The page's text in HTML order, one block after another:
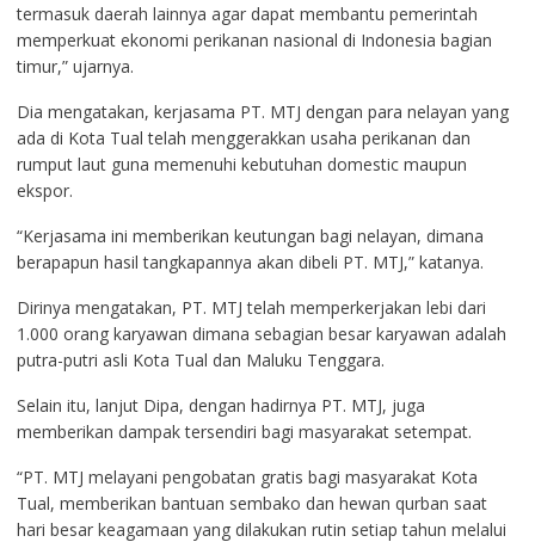
termasuk daerah lainnya agar dapat membantu pemerintah
memperkuat ekonomi perikanan nasional di Indonesia bagian
timur,” ujarnya.
Dia mengatakan, kerjasama PT. MTJ dengan para nelayan yang
ada di Kota Tual telah menggerakkan usaha perikanan dan
rumput laut guna memenuhi kebutuhan domestic maupun
ekspor.
“Kerjasama ini memberikan keutungan bagi nelayan, dimana
berapapun hasil tangkapannya akan dibeli PT. MTJ,” katanya.
Dirinya mengatakan, PT. MTJ telah memperkerjakan lebi dari
1.000 orang karyawan dimana sebagian besar karyawan adalah
putra-putri asli Kota Tual dan Maluku Tenggara.
Selain itu, lanjut Dipa, dengan hadirnya PT. MTJ, juga
memberikan dampak tersendiri bagi masyarakat setempat.
“PT. MTJ melayani pengobatan gratis bagi masyarakat Kota
Tual, memberikan bantuan sembako dan hewan qurban saat
hari besar keagamaan yang dilakukan rutin setiap tahun melalui